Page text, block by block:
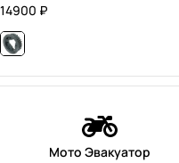
14900 ₽
Мото Эвакуатор